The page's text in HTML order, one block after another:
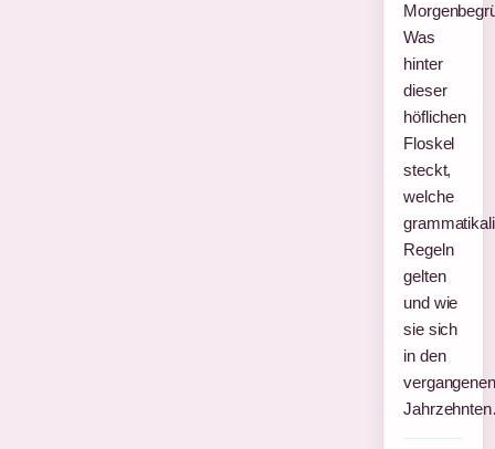
Was
hinter
dieser
höflichen
Floskel
steckt,
welche
Regeln
gelten
und wie
sie sich
in den
vergangenen